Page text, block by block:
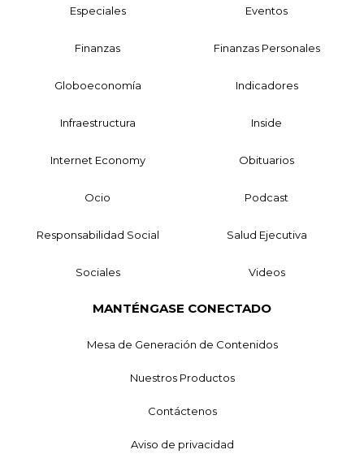
Especiales Eventos
Finanzas Finanzas Personales
Globoeconomía Indicadores
Infraestructura Inside
Internet Economy Obituarios
Ocio Podcast
Responsabilidad Social Salud Ejecutiva
Sociales Videos
MANTÉNGASE CONECTADO
Mesa de Generación de Contenidos
Nuestros Productos
Contáctenos
Aviso de privacidad